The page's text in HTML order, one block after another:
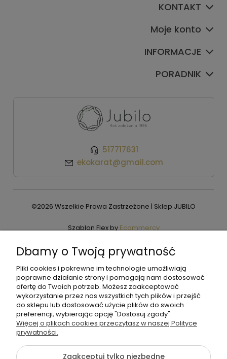
KONTAKT
Moje konto
INFORMACJE
PORADNIK
517717631
ekokarat@gmail.com
©2026 Wszelkie Prawa Zastrzeżone | Sklep JUBILO
Szablon Flex byEcommercy
Pokaż pełną wersję strony
Dbamy o Twoją prywatność
Pliki cookies i pokrewne im technologie umożliwiają
poprawne działanie strony i pomagają nam dostosować
ofertę do Twoich potrzeb. Możesz zaakceptować
wykorzystanie przez nas wszystkich tych plików i przejść
do sklepu lub dostosować użycie plików do swoich
preferencji, wybierając opcję "Dostosuj zgody".
Więcej o plikach cookies przeczytasz w naszej Polityce
prywatności.
Zaakceptuj tylko niezbędne